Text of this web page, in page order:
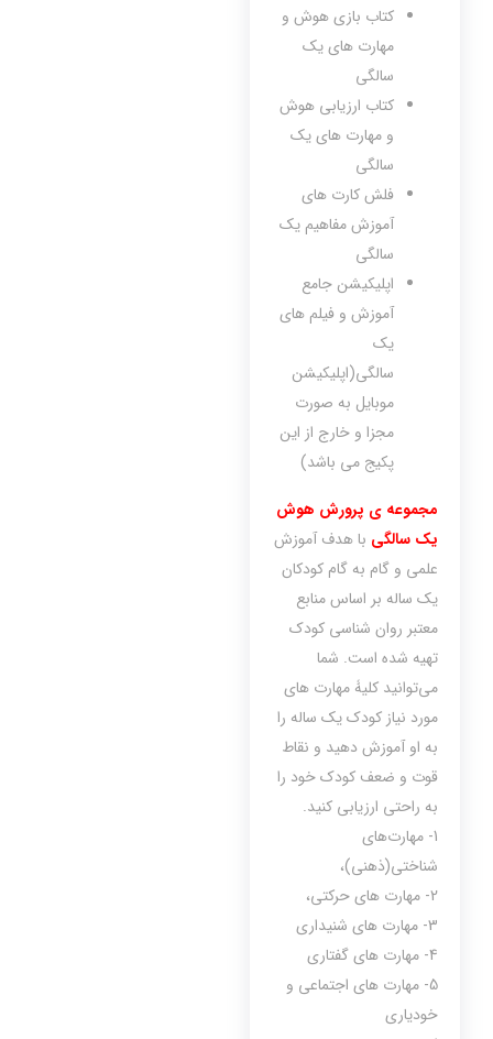
کتاب بازی هوش و
مهارت های یک
سالگی
کتاب ارزیابی هوش
و مهارت های یک
سالگی
فلش کارت های
آموزش مفاهیم یک
سالگی
اپلیکیشن جامع
آموزش و فیلم های
یک
سالگی(اپلیکیشن
موبایل به صورت
مجزا و خارج از این
پکیج می باشد)
مجموعه ی پرورش هوش
یک سالگی با هدف آموزش
علمی و گام به گام کودکان
یک ساله بر اساس منابع
معتبر روان شناسی کودک
تهیه شده است. شما
می‌توانید کلیۀ مهارت های
مورد نیاز کودک یک ساله را
به او آموزش دهید و نقاط
قوت و ضعف کودک خود را
به راحتی ارزیابی کنید.
1- مهارت‌های
شناختي(ذهنی)،‌
2- مهارت های حرکتی،
3- مهارت های شنيداری
4- مهارت های گفتاری
5- مهارت های اجتماعی و
خودياری